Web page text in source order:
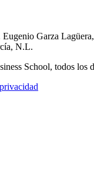
Garza
N.L.
School, todos los